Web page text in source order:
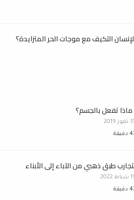
التكيف مع موجات الحر المتزايدة؟
تفعل بالجسم؟
طبق ذهبي من الآباء إلى الأبناء